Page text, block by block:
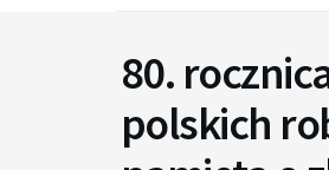
80.
polskich